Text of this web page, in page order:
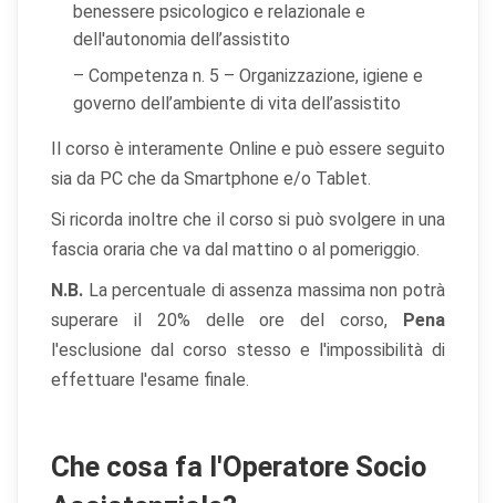
benessere psicologico e relazionale e
dell'autonomia dell’assistito
– Competenza n. 5 – Organizzazione, igiene e
governo dell’ambiente di vita dell’assistito
Il corso è interamente Online e può essere seguito
sia da PC che da Smartphone e/o Tablet.
Si ricorda inoltre che il corso si può svolgere in una
fascia oraria che va dal mattino o al pomeriggio.
N.B. La percentuale di assenza massima non potrà
superare il 20% delle ore del corso, Pena
l'esclusione dal corso stesso e l'impossibilità di
effettuare l'esame finale.
Che cosa fa l'Operatore Socio